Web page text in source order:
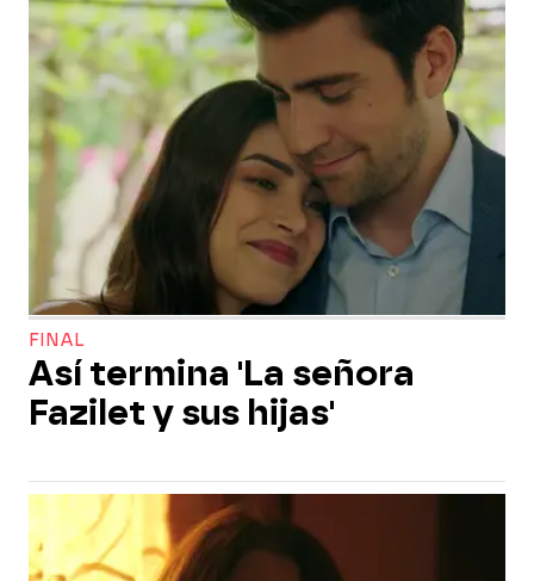
FINAL
Así termina 'La señora
Fazilet y sus hijas'